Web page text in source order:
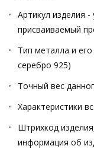
Артикул изделия
присваиваемый
Тип металла и
серебро 925)
Точный вес
Характеристики
Штрихкод
информация об